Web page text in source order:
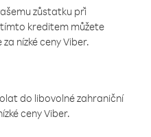
zůstatku při
kreditem můžete
nízké ceny Viber.
do libovolné zahraniční
ceny Viber.